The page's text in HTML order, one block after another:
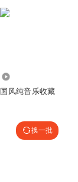
国风纯音乐收藏
换一批